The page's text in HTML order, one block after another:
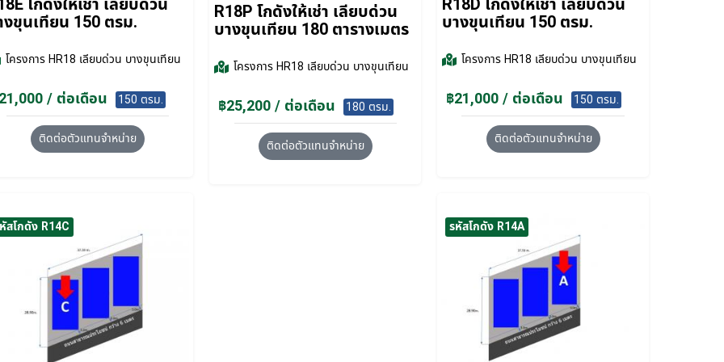
โกดังให้เช่า เลียบด่วน
งขุนเทียน 150 ตรม.
โครงการHR18 เลียบด่วน บางขุนเทียน
/ ต่อเดือน 150 ตรม.
ติดต่อตัวแทนจำหน่าย
R18D โกดังให้เช่า เลียบด่วน
บางขุนเทียน 150 ตรม.
โครงการHR18 เลียบด่วน บางขุนเทียน
฿21,000 / ต่อเดือน 150 ตรม.
ติดต่อตัวแทนจำหน่าย
R18P โกดังให้เช่า เลียบด่วน
บางขุนเทียน 180 ตารางเมตร
โครงการHR18 เลียบด่วน บางขุนเทียน
฿25,200 / ต่อเดือน 180 ตรม.
ติดต่อตัวแทนจำหน่าย
สโกดัง R14C รหัสโกดัง R14A